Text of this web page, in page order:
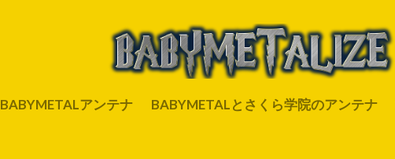
BABYMETALアンテナ BABYMETALとさくら学院のアンテナ